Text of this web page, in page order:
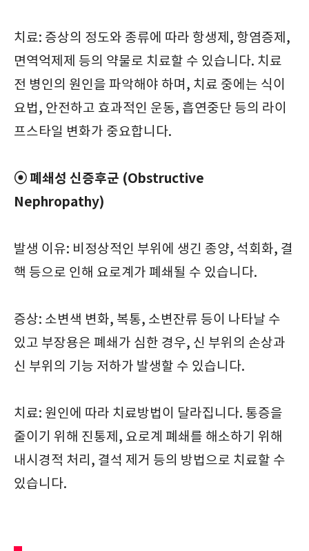
치료: 증상의 정도와 종류에 따라 항생제, 항염증제,
면역억제제 등의 약물로 치료할 수 있습니다. 치료
전 병인의 원인을 파악해야 하며, 치료 중에는 식이
요법, 안전하고 효과적인 운동, 흡연중단 등의 라이
프스타일 변화가 중요합니다.
⦿ 폐쇄성 신증후군 (Obstructive
Nephropathy)
발생 이유: 비정상적인 부위에 생긴 종양, 석회화, 결
핵 등으로 인해 요로계가 폐쇄될 수 있습니다.
증상: 소변색 변화, 복통, 소변잔류 등이 나타날 수
있고 부장용은 폐쇄가 심한 경우, 신 부위의 손상과
신 부위의 기능 저하가 발생할 수 있습니다.
치료: 원인에 따라 치료방법이 달라집니다. 통증을
줄이기 위해 진통제, 요로계 폐쇄를 해소하기 위해
내시경적 처리, 결석 제거 등의 방법으로 치료할 수
있습니다.